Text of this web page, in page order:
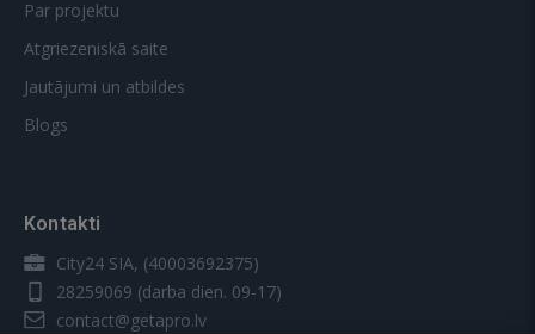
Par projektu
Atgriezeniskā saite
Jautājumi un atbildes
Blogs
Kontakti
City24 SIA, (40003692375)
28259069 (darba dien. 09-17)
contact@getapro.lv